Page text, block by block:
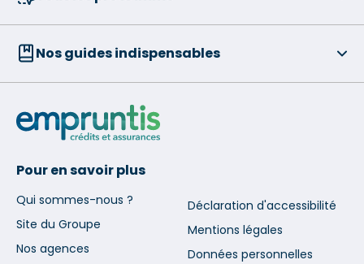
Nos guides indispensables
Pour en savoir plus
Qui sommes-nous ?
Site du Groupe
Nos agences
Déclaration d'accessibilité
Mentions légales
Données personnelles